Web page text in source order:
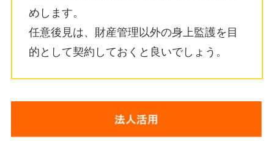
めします。
任意後見は、財産管理以外の身上監護を目
的として契約しておくと良いでしょう。